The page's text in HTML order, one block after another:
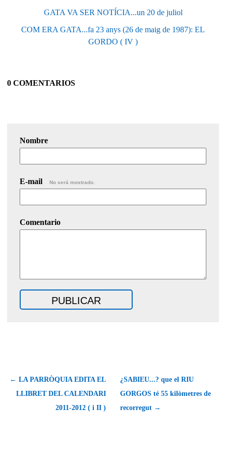
GATA VA SER NOTÍCIA...un 20 de juliol
COM ERA GATA...fa 23 anys (26 de maig de 1987): EL
GORDO ( IV )
0 COMENTARIOS
Nombre
E-mail No será mostrado.
Comentario
← LA PARRÒQUIA EDITA EL
LLIBRET DEL CALENDARI
2011-2012 ( i II )
¿SABIEU...? que el RIU
GORGOS té 55 kilòmetres de
recorregut →